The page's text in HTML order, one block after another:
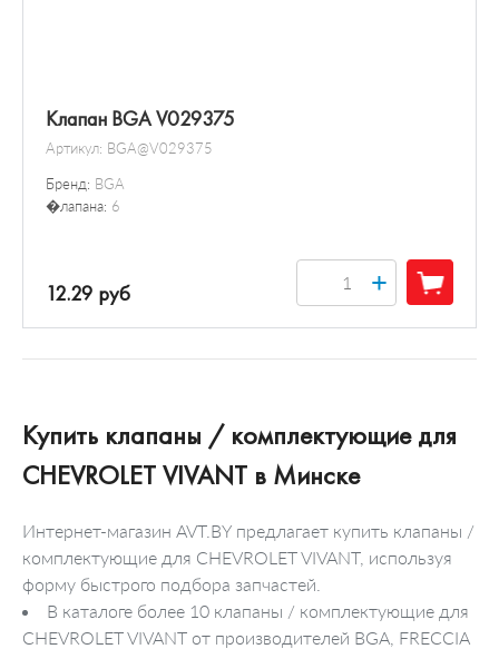
Клапан BGA V029375
Артикул: BGA@V029375
Бренд: BGA
�лапана: 6
12.29 руб +
Купить клапаны / комплектующие для
CHEVROLET VIVANT в Минске
Интернет-магазин AVT.BY предлагает купить клапаны /
комплектующие для CHEVROLET VIVANT, используя
форму быстрого подбора запчастей.
В каталоге более 10 клапаны / комплектующие для
CHEVROLET VIVANT от производителей BGA, FRECCIA